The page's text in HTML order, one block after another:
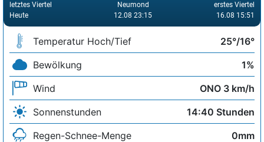
letztes Viertel
Heute
Neumond
12.08 23:15
erstes Viertel
16.08 15:51
Temperatur Hoch/Tief
25°/16°
Bewölkung
1%
Wind
ONO 3 km/h
Sonnenstunden
14:40 Stunden
Regen-Schnee-Menge
0mm